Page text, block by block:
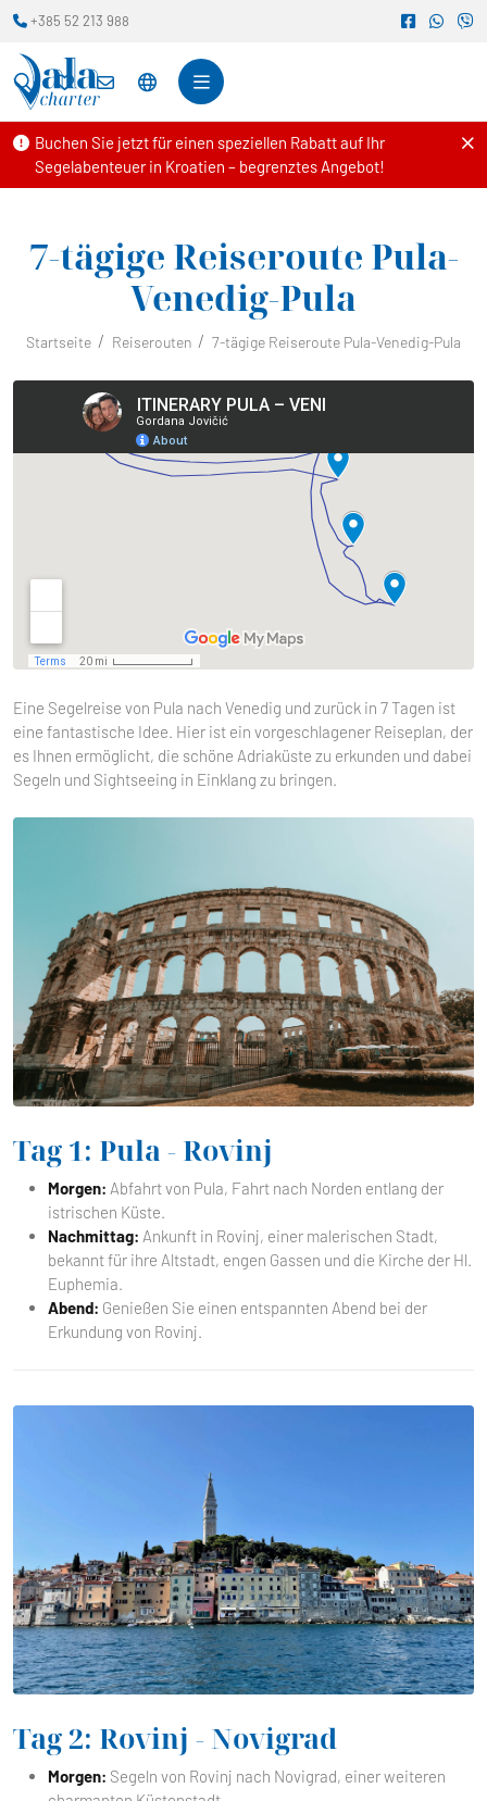
Buchen Sie jetzt für einen speziellen Rabatt auf Ihr
Segelabenteuer in Kroatien – begrenztes Angebot!
+385 52 213 988
7-tägige Reiseroute Pula-
Venedig-Pula
Startseite Reiserouten 7-tägige Reiseroute Pula-Venedig-Pula
Eine Segelreise von Pula nach Venedig und zurück in 7 Tagen ist
eine fantastische Idee. Hier ist ein vorgeschlagener Reiseplan, der
es Ihnen ermöglicht, die schöne Adriaküste zu erkunden und dabei
Segeln und Sightseeing in Einklang zu bringen.
Tag 1: Pula - Rovinj
Morgen: Abfahrt von Pula, Fahrt nach Norden entlang der
istrischen Küste.
Nachmittag: Ankunft in Rovinj, einer malerischen Stadt,
bekannt für ihre Altstadt, engen Gassen und die Kirche der Hl.
Euphemia.
Abend: Genießen Sie einen entspannten Abend bei der
Erkundung von Rovinj.
Tag 2: Rovinj - Novigrad
Morgen: Segeln von Rovinj nach Novigrad, einer weiteren